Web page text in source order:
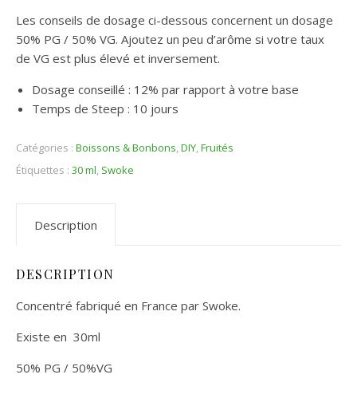
Les conseils de dosage ci-dessous concernent un dosage
50% PG / 50% VG. Ajoutez un peu d’arôme si votre taux
de VG est plus élevé et inversement.
Dosage conseillé : 12% par rapport à votre base
Temps de Steep : 10 jours
Catégories : Boissons & Bonbons,DIY,Fruités
Étiquettes : 30 ml, Swoke
Description
DESCRIPTION
Concentré fabriqué en France par Swoke.
Existe en 30ml
50% PG / 50%VG